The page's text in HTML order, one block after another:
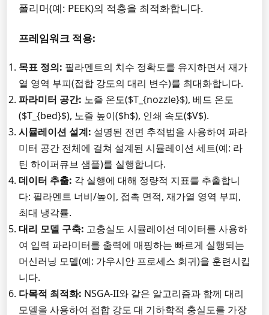
폴리머(예: PEEK)의 적층을 최적화합니다.
프레임워크 적용:
목표 정의: 필라멘트의 치수 정확도를 유지하면서 재가
열 영역 부피(접합 강도의 대리 변수)를 최대화합니다.
파라미터 공간: 노즐 온도($T_{nozzle}$), 베드 온도
($T_{bed}$), 노즐 높이($h$), 인쇄 속도($V$).
시뮬레이션 설계: 설명된 전면 추적법을 사용하여 파라
미터 공간 전체에 걸쳐 설계된 시뮬레이션 세트(예: 라
틴 하이퍼큐브 샘플)를 실행합니다.
데이터 추출: 각 실행에 대해 정량적 지표를 추출합니
다: 필라멘트 너비/높이, 접촉 면적, 재가열 영역 부피,
최대 냉각률.
대리 모델 구축: 고충실도 시뮬레이션 데이터를 사용하
여 입력 파라미터를 출력에 매핑하는 빠르게 실행되는
머신러닝 모델(예: 가우시안 프로세스 회귀)을 훈련시킵
니다.
다목적 최적화: NSGA-II와 같은 알고리즘과 함께 대리
모델을 사용하여 접합 강도 대 기하학적 충실도를 가장